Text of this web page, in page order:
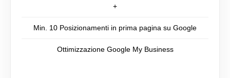
+
Min. 10 Posizionamenti in prima pagina su Google
Ottimizzazione Google My Business